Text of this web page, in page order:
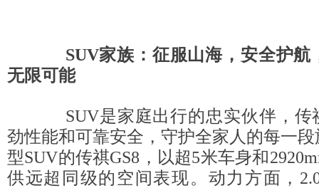
SUV家族：征服山海，安全护航
无限可能
SUV是家庭出行的忠实伙伴，传
劲性能和可靠安全，守护全家人的每一
型SUV的传祺GS8，以超5米车身和
供远超同级的空间表现。动力方面，